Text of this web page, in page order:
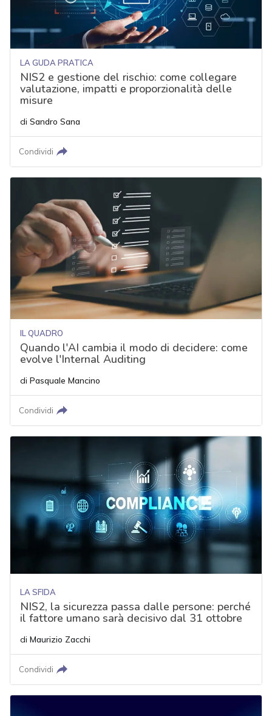
LA GUDA PRATICA
NIS2 e gestione del rischio: come collegare
valutazione, impatti e proporzionalità delle
misure
di Sandro Sana
Condividi
IL QUADRO
Quando l'AI cambia il modo di decidere: come
evolve l'Internal Auditing
di Pasquale Mancino
Condividi
LA SFIDA
NIS2, la sicurezza passa dalle persone: perché
il fattore umano sarà decisivo dal 31 ottobre
di Maurizio Zacchi
Condividi